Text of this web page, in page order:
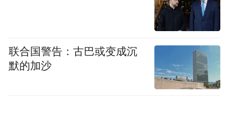
联合国警告：古巴或变成沉
默的加沙